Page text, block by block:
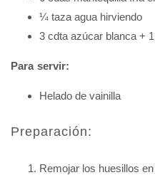
¼ taza agua hirviendo
3 cdta azúcar blanca +
Para servir:
Helado de vainilla
Preparación:
Remojar los huesillos